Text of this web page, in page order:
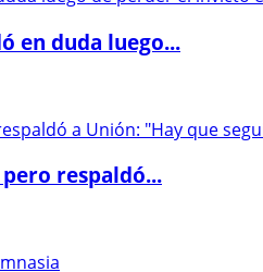
en duda luego...
respaldó...